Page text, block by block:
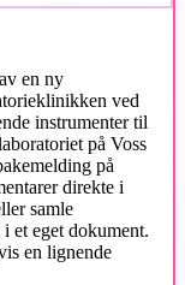
en ny
ved
instrumenter til
på Voss
på
direkte i
samle
et eget dokument.
en lignende